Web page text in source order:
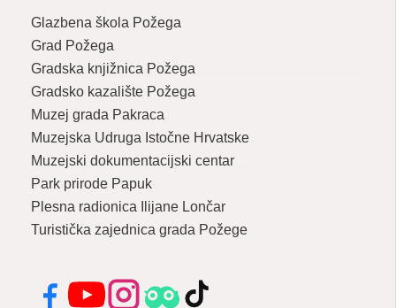
Glazbena škola Požega
Grad Požega
Gradska knjižnica Požega
Gradsko kazalište Požega
Muzej grada Pakraca
Muzejska Udruga Istočne Hrvatske
Muzejski dokumentacijski centar
Park prirode Papuk
Plesna radionica Ilijane Lončar
Turistička zajednica grada Požege
FacebookYouTubeInstagramTripadvisor
TikTok